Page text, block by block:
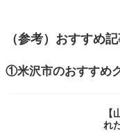
（参考）おすすめ
①米沢市のおすすめ
【
れ